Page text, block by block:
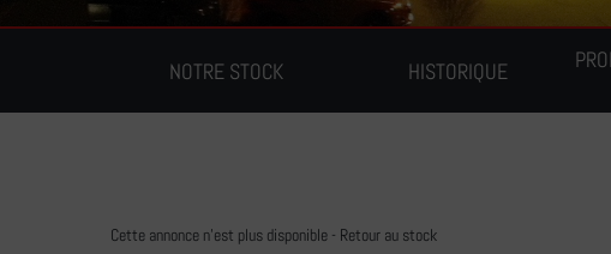
NOTRE STOCK HISTORIQUE
Cette annonce n'est plus disponible - Retour au stock